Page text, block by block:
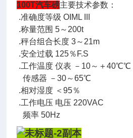
100T汽车磅主要技术参数：
.准确度等级 OIML III
.称量范围 5～200t
.秤台组合长度 3～21m
.安全过载 125％F.S
.工作温度 仪表 －10～＋40℃℃
传感器 －30～65℃
.相对湿度 ＜95％
.工作电压 电压 220VAC
频率 50Hz